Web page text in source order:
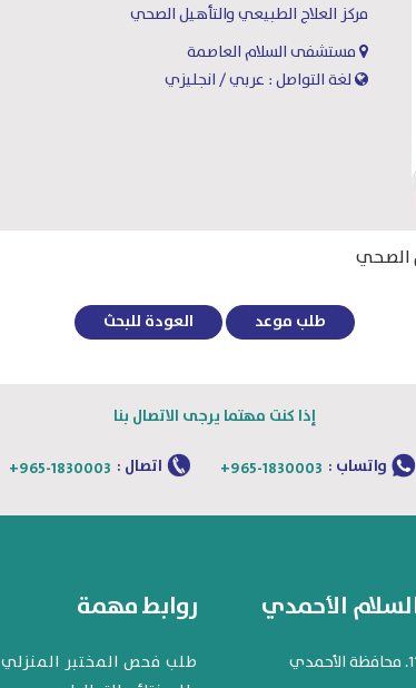
مركز العلاج الطبيعي والتأهيل الصحي
مستشفى السلام العاصمة
لغة التواصل : عربي / انجليزي
الصحي
طلب موعد العودة للبحث
إذا كنت مهتما يرجى الاتصال بنا
واتساب : +965-1830003 اتصال : +965-1830003
الأحمدي روابط مهمة
طلب فحص المختبر المنزلي